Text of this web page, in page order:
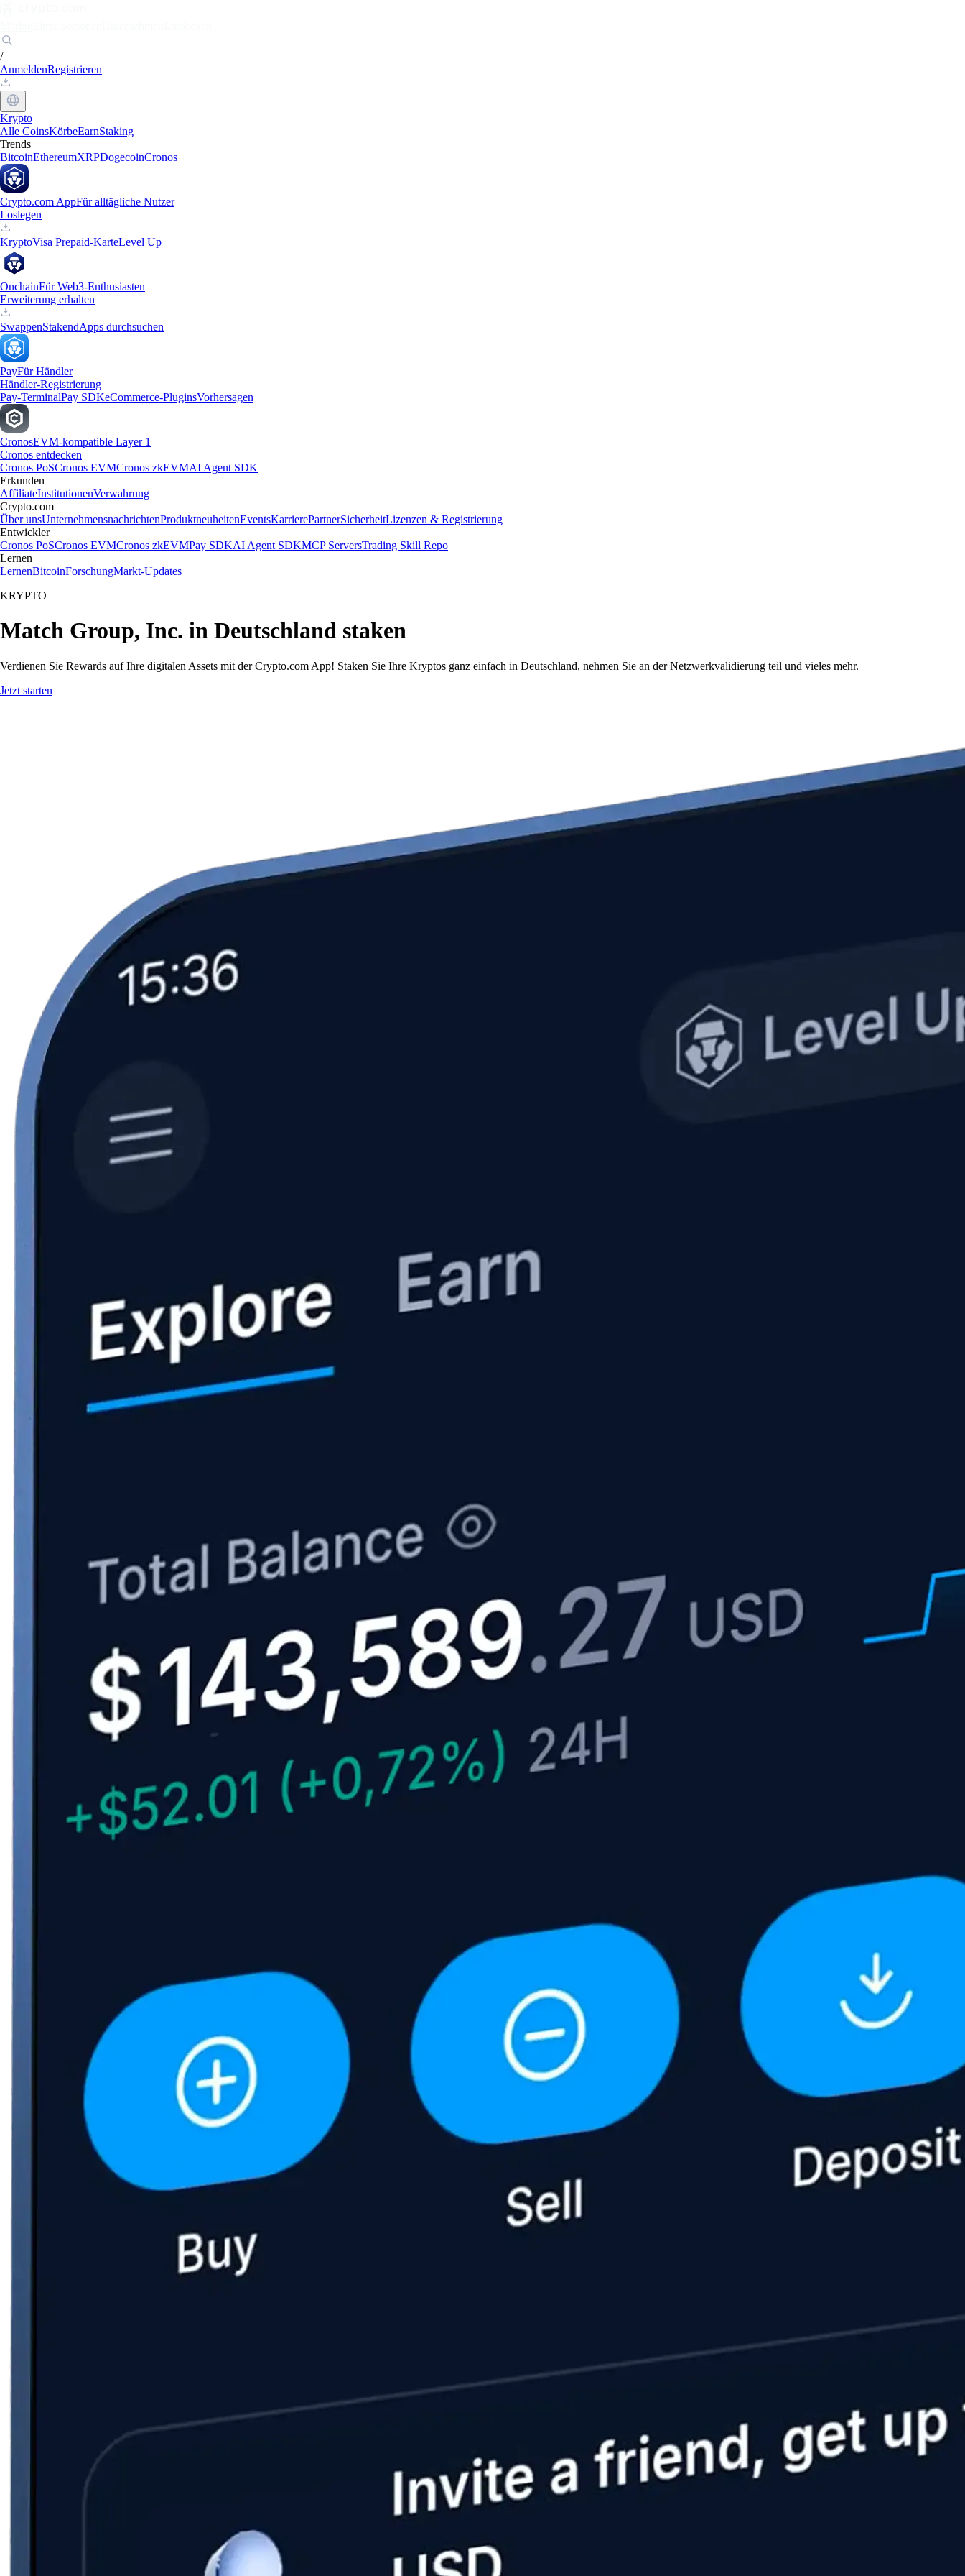
/
AnmeldenRegistrieren
Krypto
Alle CoinsKörbeEarnStaking
Trends
BitcoinEthereumXRPDogecoinCronos
Crypto.com AppFür alltägliche Nutzer
Loslegen
KryptoVisa Prepaid-KarteLevel Up
OnchainFür Web3-Enthusiasten
Erweiterung erhalten
SwappenStakendApps durchsuchen
PayFür Händler
Händler-Registrierung
Pay-TerminalPay SDKeCommerce-PluginsVorhersagen
CronosEVM-kompatible Layer 1
Cronos entdecken
Cronos PoSCronos EVMCronos zkEVMAI Agent SDK
Erkunden
AffiliateInstitutionenVerwahrung
Crypto.com
Über unsUnternehmensnachrichtenProduktneuheitenEventsKarrierePartnerSicherheitLizenzen & Registrierung
Entwickler
Cronos PoSCronos EVMCronos zkEVMPay SDKAI Agent SDKMCP ServersTrading Skill Repo
Lernen
LernenBitcoinForschungMarkt-Updates
KRYPTO
Match Group, Inc. in Deutschland staken
Verdienen Sie Rewards auf Ihre digitalen Assets mit der Crypto.com App! Staken Sie Ihre Kryptos ganz einfach in Deutschland, nehmen Sie an der Netzwerkvalidierung teil und vieles mehr.
Jetzt starten